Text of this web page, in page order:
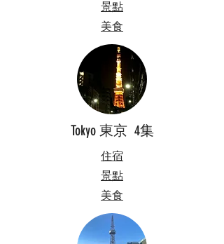
景點
​美食
Tokyo 東京 4集
住宿
景點
​美食